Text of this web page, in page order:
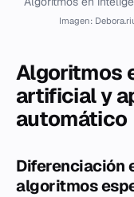
Imagen:
Algoritmos
artificial y
automático
Diferenciación
algoritmos